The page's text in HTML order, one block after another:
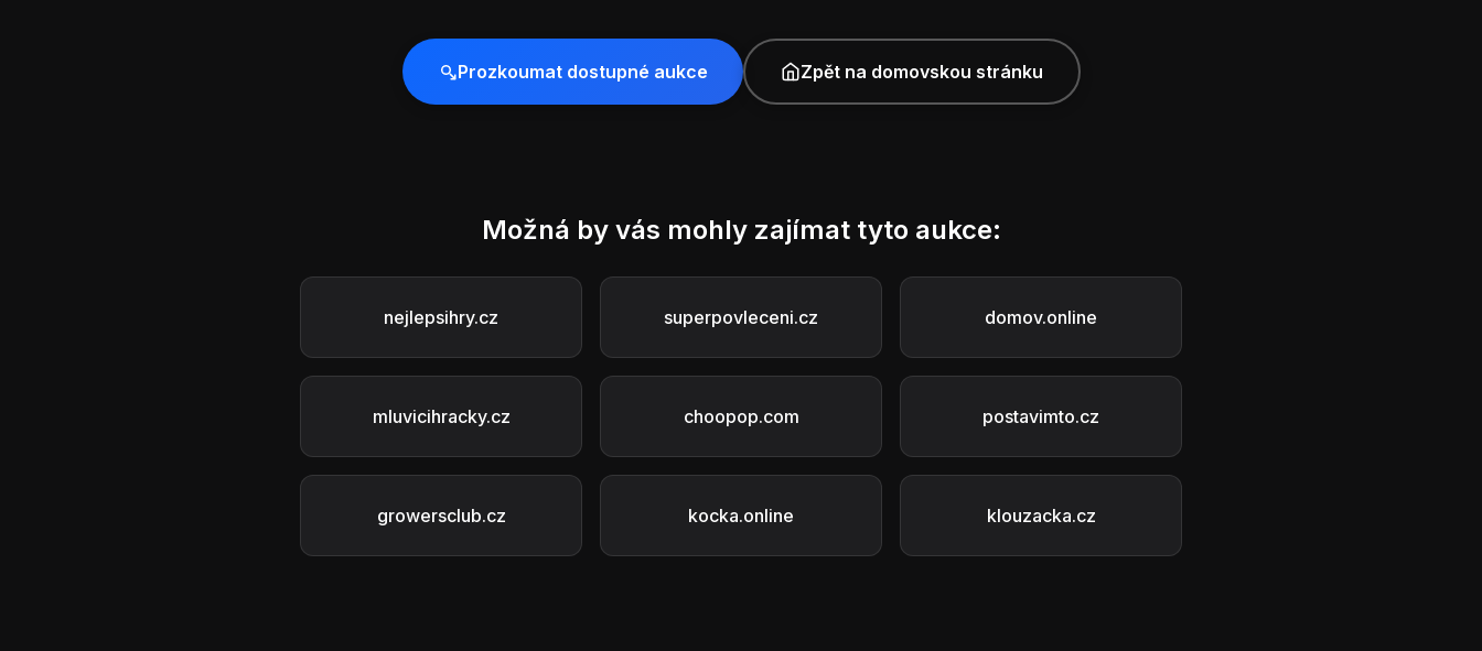
Prozkoumat dostupné aukce Zpět na domovskou stránku
Možná by vás mohly zajímat tyto aukce:
nejlepsihry.cz superpovleceni.cz domov.online
mluvicihracky.cz choopop.com postavimto.cz
growersclub.cz kocka.online klouzacka.cz